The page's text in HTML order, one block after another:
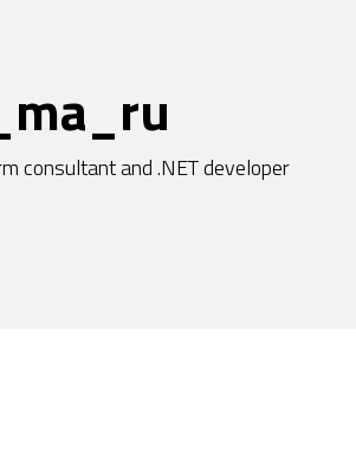
consultant and .NET developer